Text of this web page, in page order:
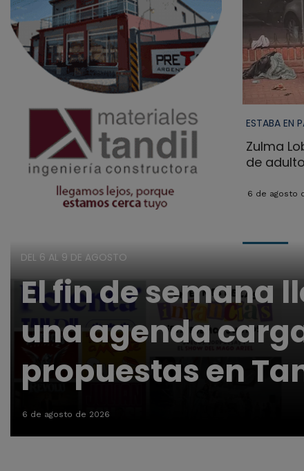
ESTABA EN
Zulma
de
6 de agosto
DEL 6 AL 9 DE AGOSTO
El fin de semana
una agenda
propuestas en
6 de agosto de 2026